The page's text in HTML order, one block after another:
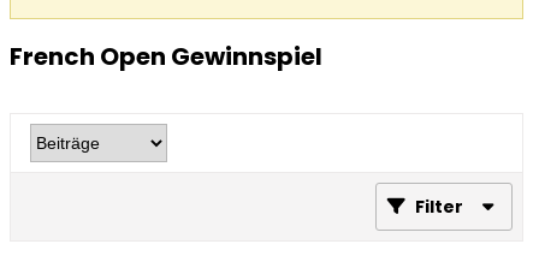
French Open Gewinnspiel
Filter